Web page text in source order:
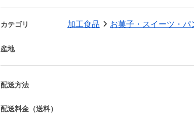
カテゴリ 加工食品 お菓子・スイーツ・パ
産地
配送方法
配送料金（送料）